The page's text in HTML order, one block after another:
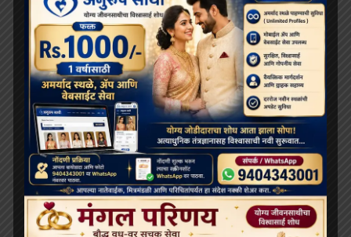
थाईलैंड के महामहिम राजा ने सड़क दुर्घटना में घायल भिक्षुओं की
देखभाल की जिम्मेदारी ली, शाही संरक्षण में होगा उपचार
दलाई लामा लद्दाख लौटे, भारत के हिमालयी बौद्ध संबंधों को और
मज़बूत किया
ARCHIVES
July 2026
June 2026